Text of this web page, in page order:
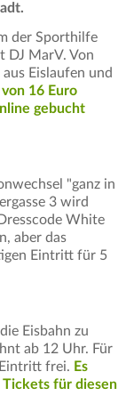
der Sporthilfe
DJ MarV. Von
Eislaufen und
16 Euro
gebucht
"ganz in
3 wird
White
aber das
Eintritt für 5
Eisbahn zu
ab 12 Uhr. Für
Eintritt frei. Es
für diesen